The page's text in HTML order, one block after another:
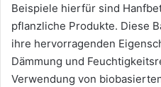
Beispiele hierfür sind
pflanzliche Produkte. Diese
ihre hervorragenden
Dämmung und
Verwendung von